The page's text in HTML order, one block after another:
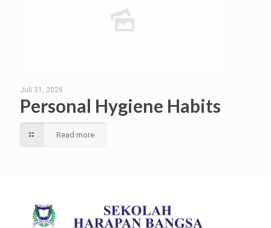
Juli 31, 2026
Personal Hygiene Habits
Read more